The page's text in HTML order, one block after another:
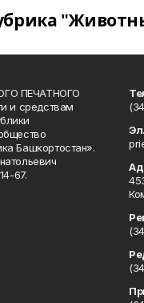
ПЕЧАТНОГО
и средствам
Башкортостан».
67.